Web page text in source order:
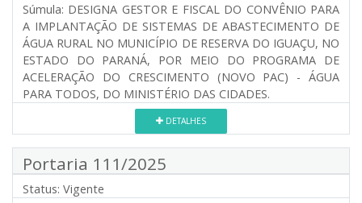
Súmula: DESIGNA GESTOR E FISCAL DO CONVÊNIO PARA
A IMPLANTAÇÃO DE SISTEMAS DE ABASTECIMENTO DE
ÁGUA RURAL NO MUNICÍPIO DE RESERVA DO IGUAÇU, NO
ESTADO DO PARANÁ, POR MEIO DO PROGRAMA DE
ACELERAÇÃO DO CRESCIMENTO (NOVO PAC) - ÁGUA
PARA TODOS, DO MINISTÉRIO DAS CIDADES.
DETALHES
Portaria 111/2025
Status: Vigente